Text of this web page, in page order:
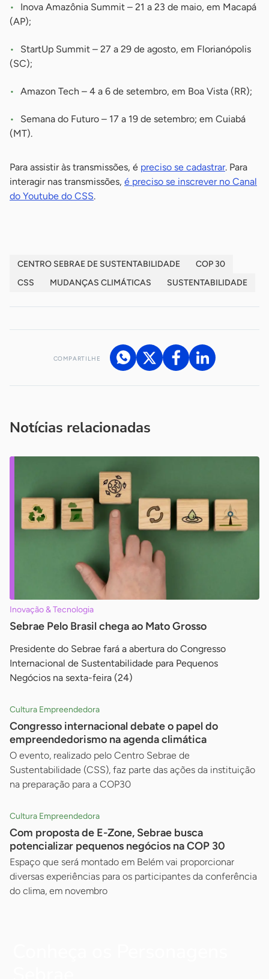
Inova Amazônia Summit – 21 a 23 de maio, em Macapá
(AP);
StartUp Summit – 27 a 29 de agosto, em Florianópolis
(SC);
Amazon Tech – 4 a 6 de setembro, em Boa Vista (RR);
Semana do Futuro – 17 a 19 de setembro; em Cuiabá
(MT).
Para assistir às transmissões, é preciso se cadastrar. Para
interagir nas transmissões, é preciso se inscrever no Canal
do Youtube do CSS.
CENTRO SEBRAE DE SUSTENTABILIDADE
COP 30
CSS
MUDANÇAS CLIMÁTICAS SUSTENTABILIDADE
COMPARTILHE
Notícias relacionadas
Inovação & Tecnologia
Sebrae Pelo Brasil chega ao Mato Grosso
Presidente do Sebrae fará a abertura do Congresso
Internacional de Sustentabilidade para Pequenos
Negócios na sexta-feira (24)
Cultura Empreendedora
Congresso internacional debate o papel do
empreendedorismo na agenda climática
O evento, realizado pelo Centro Sebrae de
Sustentabilidade (CSS), faz parte das ações da instituição
na preparação para a COP30
Cultura Empreendedora
Com proposta de E-Zone, Sebrae busca
potencializar pequenos negócios na COP 30
Espaço que será montado em Belém vai proporcionar
diversas experiências para os participantes da conferência
do clima, em novembro